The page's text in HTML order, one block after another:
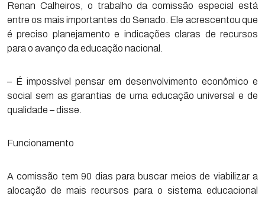
Renan Calheiros, o trabalho da comissão especial está
entre os mais importantes do Senado. Ele acrescentou que
é preciso planejamento e indicações claras de recursos
para o avanço da educação nacional.
– É impossível pensar em desenvolvimento econômico e
social sem as garantias de uma educação universal e de
qualidade – disse.
Funcionamento
A comissão tem 90 dias para buscar meios de viabilizar a
alocação de mais recursos para o sistema educacional